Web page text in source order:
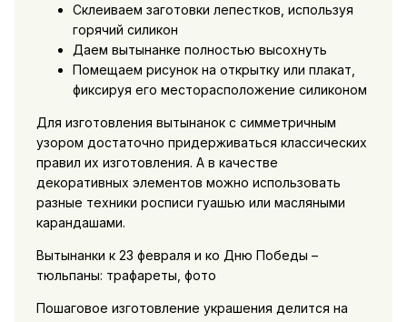
Склеиваем заготовки лепестков, используя
горячий силикон
Даем вытынанке полностью высохнуть
Помещаем рисунок на открытку или плакат,
фиксируя его месторасположение силиконом
Для изготовления вытынанок с симметричным
узором достаточно придерживаться классических
правил их изготовления. А в качестве
декоративных элементов можно использовать
разные техники росписи гуашью или масляными
карандашами.
Вытынанки к 23 февраля и ко Дню Победы –
тюльпаны: трафареты, фото
Пошаговое изготовление украшения делится на